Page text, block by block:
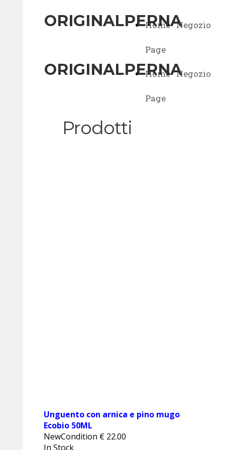
Home
Page
Negozio
ORIGINALPERNA
Home
Page
Negozio
ORIGINALPERNA
Prodotti
Unguento con arnica e pino mugo
Ecobio 50ML
NewCondition € 22.00
In Stock